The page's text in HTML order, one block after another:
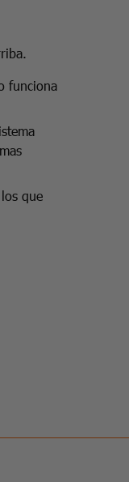
funciona
que